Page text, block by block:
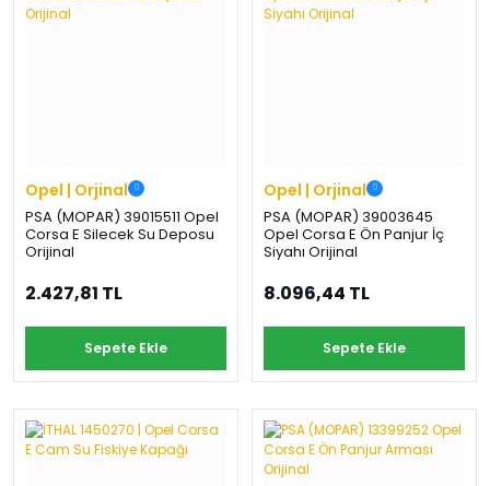
Opel | Orjinal
PSA (MOPAR) 39015511 Opel
Corsa E Silecek Su Deposu
Orijinal
2.427,81 TL
Sepete Ekle
Opel | Orjinal
PSA (MOPAR) 39003645
Opel Corsa E Ön Panjur İç
Siyahı Orijinal
8.096,44 TL
Sepete Ekle